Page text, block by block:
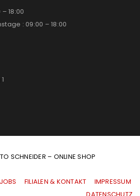
18:00
: 09:00 – 18:00
SCHNEIDER – ONLINE SHOP
JOBS FILIALEN & KONTAKT
IMPRESSUM